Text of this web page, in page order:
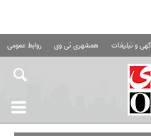
و تبلیغات همشهری تی وی روابط عمومی